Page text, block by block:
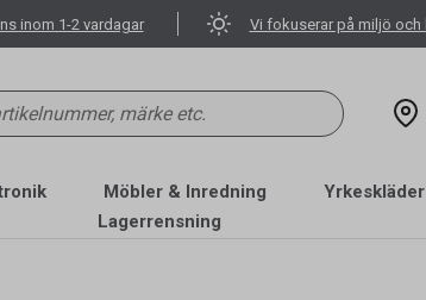
inom 1-2 vardagar Vi fokuserar på miljö och
Möbler & Inredning
Lagerrensning